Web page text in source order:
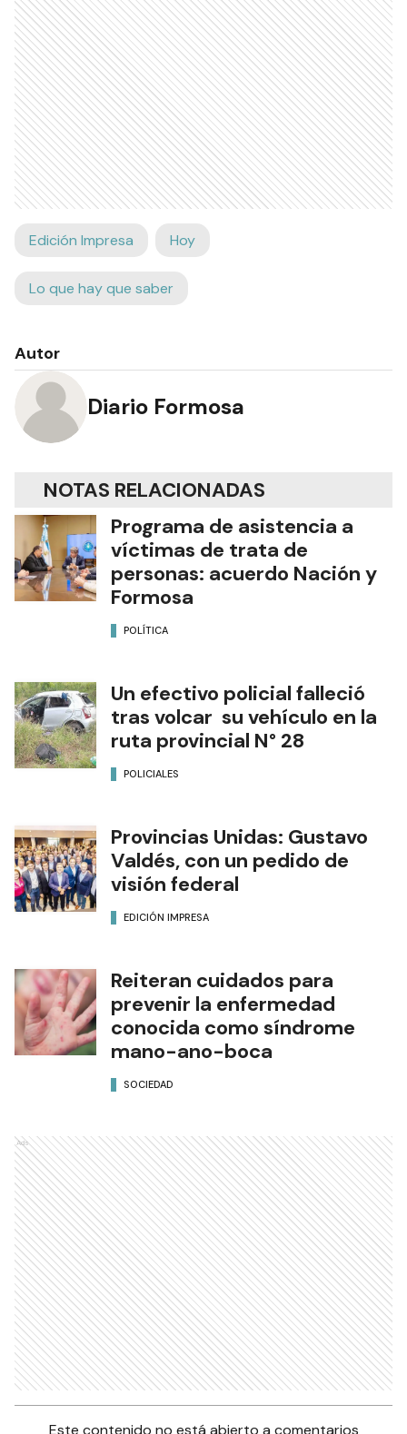
Edición Impresa Hoy
Lo que hay que saber
Autor
Diario Formosa
NOTAS RELACIONADAS
Programa de asistencia a
víctimas de trata de
personas: acuerdo Nación y
Formosa
POLÍTICA
Un efectivo policial falleció
tras volcar su vehículo en la
ruta provincial N° 28
POLICIALES
Provincias Unidas: Gustavo
Valdés, con un pedido de
visión federal
EDICIÓN IMPRESA
Reiteran cuidados para
prevenir la enfermedad
conocida como síndrome
mano-ano-boca
SOCIEDAD
Ads
Este contenido no está abierto a comentarios